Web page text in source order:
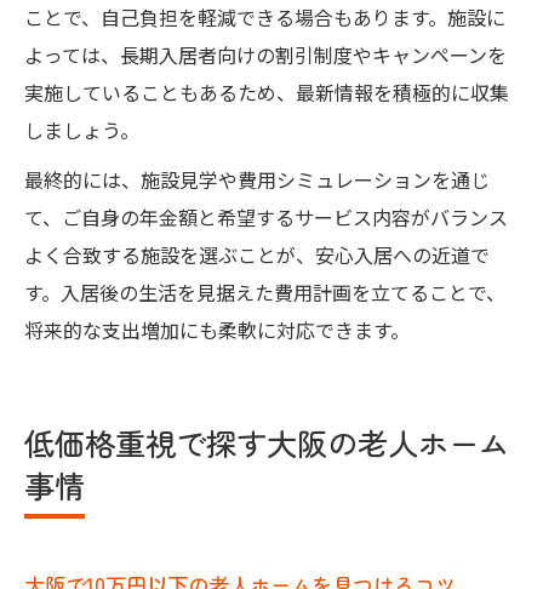
ことで、自己負担を軽減できる場合もあります。施設に
よっては、長期入居者向けの割引制度やキャンペーンを
実施していることもあるため、最新情報を積極的に収集
しましょう。
最終的には、施設見学や費用シミュレーションを通じ
て、ご自身の年金額と希望するサービス内容がバランス
よく合致する施設を選ぶことが、安心入居への近道で
す。入居後の生活を見据えた費用計画を立てることで、
将来的な支出増加にも柔軟に対応できます。
低価格重視で探す大阪の老人ホーム
事情